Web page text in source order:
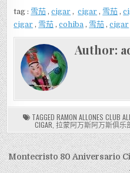
tag : 雪茄 ,cigar ,cigar , 雪茄 ,
cigar , 雪茄 ,cohiba , 雪茄 ,cigar
Author:
TAGGED RAMON ALLONES CLUB
CIGAR 拉蒙阿万斯阿万斯俱乐
文
Montecristo 80 Aniversario